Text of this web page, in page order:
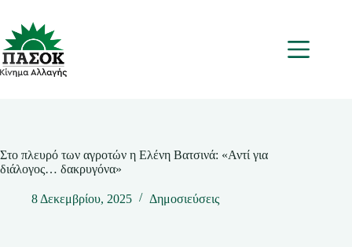
περιεχόμενο
Μενου
Στο πλευρό των αγροτών η Ελένη Βατσινά: «Αντί για
διάλογος… δακρυγόνα»
8 Δεκεμβρίου, 2025 Δημοσιεύσεις